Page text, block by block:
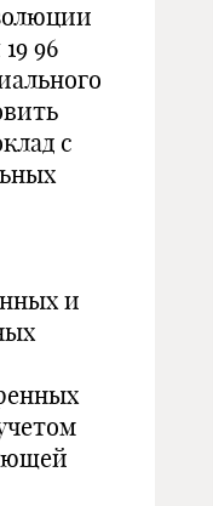
96
с
и